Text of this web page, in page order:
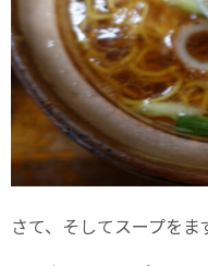
さて、そしてスープをま